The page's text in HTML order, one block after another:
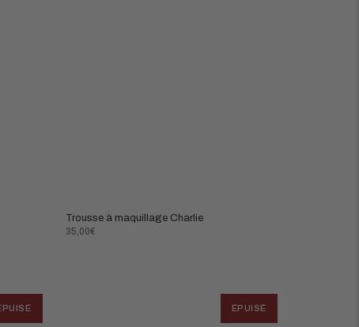
Trousse à maquillage Charlie
Prix
35,00€
ÉPUISÉ